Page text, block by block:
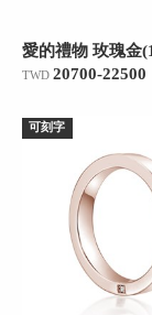
TWD 20700-22500
可刻字